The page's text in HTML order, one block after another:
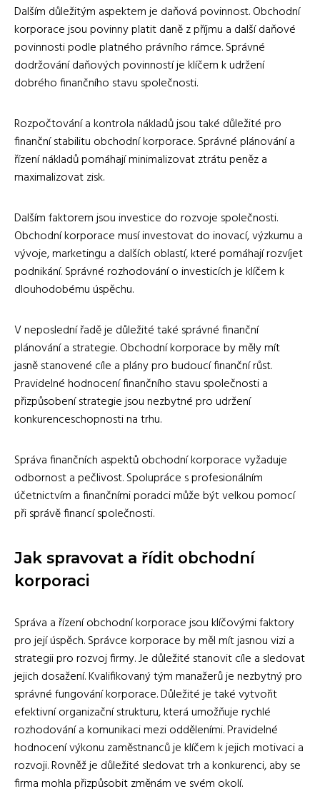
Dalším důležitým aspektem je daňová povinnost. Obchodní
korporace jsou povinny platit daně z příjmu a další daňové
povinnosti podle platného právního rámce. Správné
dodržování daňových povinností je klíčem k udržení
dobrého finančního stavu společnosti.
Rozpočtování a kontrola nákladů jsou také důležité pro
finanční stabilitu obchodní korporace. Správné plánování a
řízení nákladů pomáhají minimalizovat ztrátu peněz a
maximalizovat zisk.
Dalším faktorem jsou investice do rozvoje společnosti.
Obchodní korporace musí investovat do inovací, výzkumu a
vývoje, marketingu a dalších oblastí, které pomáhají rozvíjet
podnikání. Správné rozhodování o investicích je klíčem k
dlouhodobému úspěchu.
V neposlední řadě je důležité také správné finanční
plánování a strategie. Obchodní korporace by měly mít
jasně stanovené cíle a plány pro budoucí finanční růst.
Pravidelné hodnocení finančního stavu společnosti a
přizpůsobení strategie jsou nezbytné pro udržení
konkurenceschopnosti na trhu.
Správa finančních aspektů obchodní korporace vyžaduje
odbornost a pečlivost. Spolupráce s profesionálním
účetnictvím a finančními poradci může být velkou pomocí
při správě financí společnosti.
Jak spravovat a řídit obchodní
korporaci
Správa a řízení obchodní korporace jsou klíčovými faktory
pro její úspěch. Správce korporace by měl mít jasnou vizi a
strategii pro rozvoj firmy. Je důležité stanovit cíle a sledovat
jejich dosažení. Kvalifikovaný tým manažerů je nezbytný pro
správné fungování korporace. Důležité je také vytvořit
efektivní organizační strukturu, která umožňuje rychlé
rozhodování a komunikaci mezi odděleními. Pravidelné
hodnocení výkonu zaměstnanců je klíčem k jejich motivaci a
rozvoji. Rovněž je důležité sledovat trh a konkurenci, aby se
firma mohla přizpůsobit změnám ve svém okolí.